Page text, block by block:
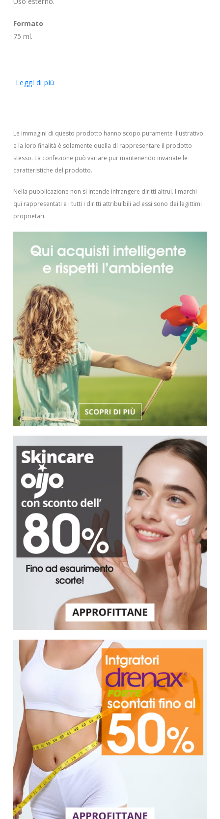
Formato
75 ml.
Leggi di più
Le immagini di questo prodotto hanno scopo puramente illustrativo
e la loro finalità è solamente quella di rappresentare il prodotto
stesso. La confezione può variare pur mantenendo invariate le
caratteristiche del prodotto.
Nella pubblicazione non si intende infrangere diritti altrui. I marchi
qui rappresentati e i tutti i diritti attribuibili ad essi sono dei legittimi
proprietari.